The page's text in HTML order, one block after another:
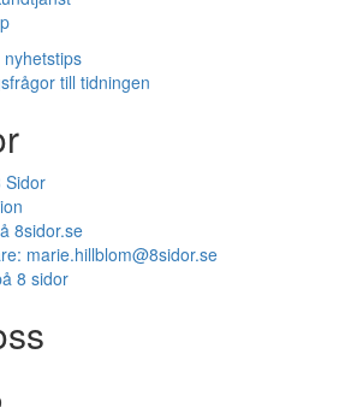
till tidningen
Sidor
8sidor.se
marie.hillblom@8sidor.se
8 sidor